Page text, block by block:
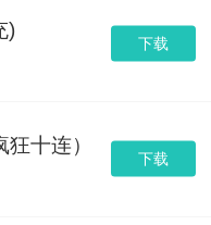
下载
)
下载
十连）